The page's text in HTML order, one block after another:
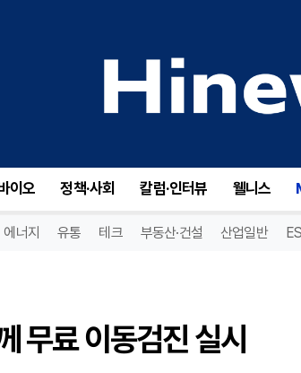
이오 정책·사회 칼럼·인터뷰 웰니스
에너지 유통 테크 부동산·건설 산업일반
무료 이동검진 실시